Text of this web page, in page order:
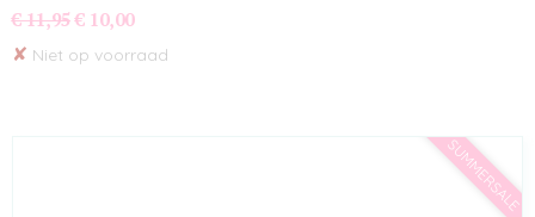
€ 11,95 € 10,00
✘ Niet op voorraad
SUMMERSALE